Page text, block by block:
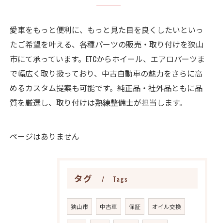
愛車をもっと便利に、もっと見た目を良くしたいといっ
たご希望を叶える、各種パーツの販売・取り付けを狭山
市にて承っています。ETCからホイール、エアロパーツま
で幅広く取り扱っており、中古自動車の魅力をさらに高
めるカスタム提案も可能です。純正品・社外品ともに品
質を厳選し、取り付けは熟練整備士が担当します。
ページはありません
タグ Tags
狭山市 中古車 保証 オイル交換